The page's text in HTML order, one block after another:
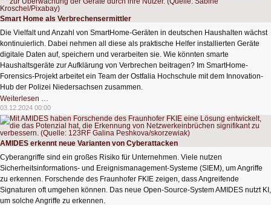
Smart Home als Verbrechensermittler
Die Vielfalt und Anzahl von SmartHome-Geräten in deutschen Haushalten wächst
kontinuierlich. Dabei nehmen all diese als praktische Helfer installierten Geräte
digitale Daten auf, speichern und verarbeiten sie. Wie könnten smarte
Haushaltsgeräte zur Aufklärung von Verbrechen beitragen? Im SmartHome-
Forensics-Projekt arbeitet ein Team der Ostfalia Hochschule mit dem Innovation-
Hub der Polizei Niedersachsen zusammen.
Weiterlesen …
Home
als
Verbrechensermittler
03.12.2024 00:00
AMIDES erkennt neue Varianten von Cyberattacken
Cyberangriffe sind ein großes Risiko für Unternehmen. Viele nutzen
Sicherheitsinformations- und Ereignismanagement-Systeme (SIEM), um Angriffe
zu erkennen. Forschende des Fraunhofer FKIE zeigen, dass Angreifende
Signaturen oft umgehen können. Das neue Open-Source-System AMIDES nutzt KI,
um solche Angriffe zu erkennen.